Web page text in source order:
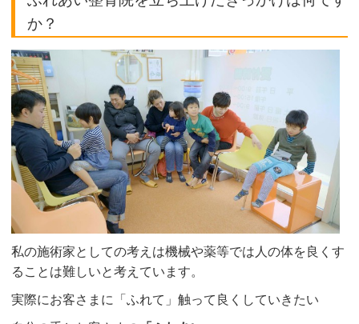
か？
私の施術家としての考えは機械や薬等では人の体を良くす
ることは難しいと考えています。
実際にお客さまに「ふれて」触って良くしていきたい